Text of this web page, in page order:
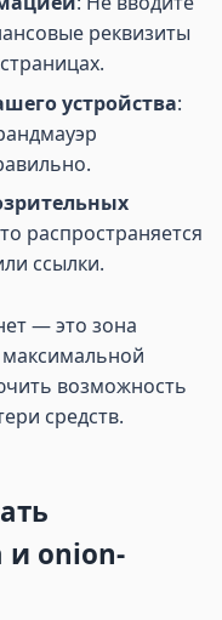
реквизиты
устройства:
распространяется
ссылки.
— это зона
возможность
средств.
и onion-